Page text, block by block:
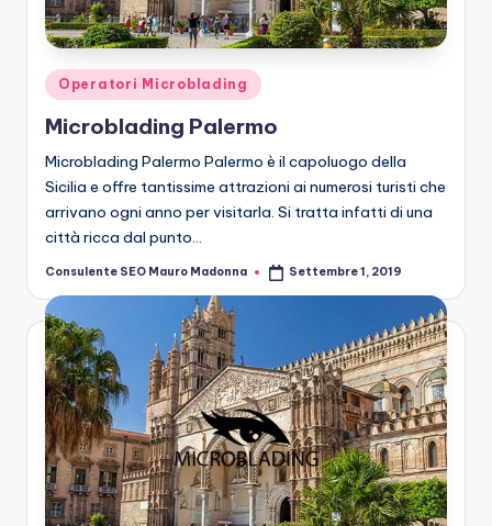
g
M
ic
o
b
n
di
n
g
M
ic
r
Posted
in
Operatori Microblading
Microblading Palermo
Microblading Palermo Palermo è il capoluogo della
Sicilia e offre tantissime attrazioni ai numerosi turisti che
arrivano ogni anno per visitarla. Si tratta infatti di una
città ricca dal punto…
Posted
Consulente SEO Mauro Madonna Settembre 1, 2019